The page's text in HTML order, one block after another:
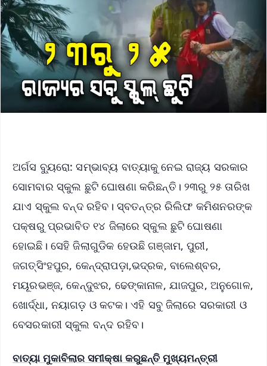
ଅର୍ଗସ ବ୍ୟୁରୋ: ସମ୍ଭାବ୍ୟ ବାତ୍ୟାକୁ ନେଇ ରାଜ୍ୟ ସରକାର
ସୋମବାର ସ୍କୁଲ ଛୁଟି ଘୋଷଣା କରିଛନ୍ତି। ୨୩ରୁ ୨୫ ତାରିଖ
ଯାଏ ସ୍କୁଲ ବନ୍ଦ ରହିବ। ସ୍ବତନ୍ତ୍ର ରିଲିଫ କମିଶନରଙ୍କ
ପକ୍ଷରୁ ପ୍ରଭାବିତ ୧୪ ଜିଲାରେ ସ୍କୁଲ ଛୁଟି ଘୋଷଣା
ହୋଇଛି। ସେହି ଜିଲାଗୁଡିକ ହେଉଛି ଗଞ୍ଜାମ, ପୁରୀ,
ଜଗତ୍‌ସିଂହପୁର, କେନ୍ଦ୍ରାପଡ଼ା,ଭଦ୍ରକ, ବାଲେଶ୍ବର,
ମୟୂରଭଞ୍ଜ, କେନ୍ଦୁଝର, ଢେଙ୍କାନାଳ, ଯାଜପୁର, ଅନୁଗୋଳ,
ଖୋର୍ଦ୍ଧା, ନୟାଗଡ଼ ଓ କଟକ। ଏହି ସବୁ ଜିଲାରେ ସରକାରୀ ଓ
ବେସରକାରୀ ସ୍କୁଲ ବନ୍ଦ ରହିବ।
ବାତ୍ୟା ମୁକାବିଲାର ସମୀକ୍ଷା କରୁଛନ୍ତି ମୁଖ୍ୟମନ୍ତ୍ରୀ